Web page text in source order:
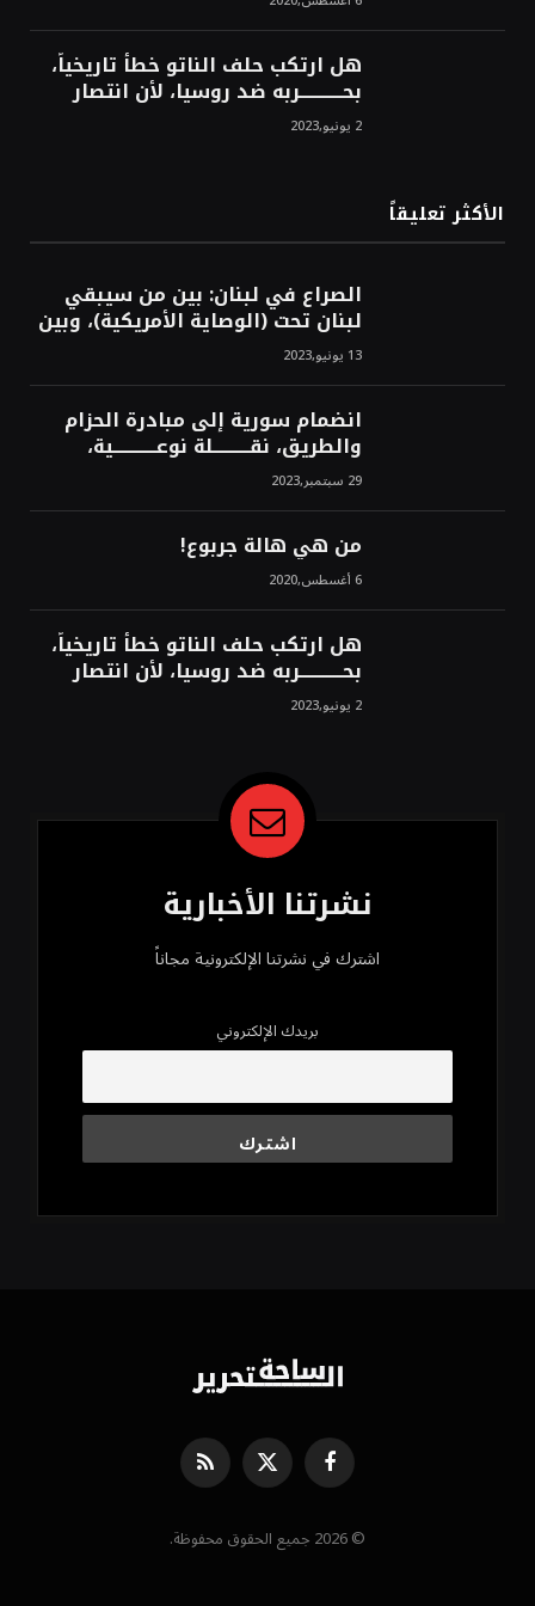
هل ارتكب حلف الناتو خطأً تاريخياً،
بحــــــــــــربه ضد روسيا، لأن انتصار
روسيا الحتمي، سيفتت الناتو!محمد
محسن 2 يونيو,2023
الأكثر تعليقاً
الصراع في لبنان: بين من سيبقي
لبنان تحت (الوصاية الأمريكية)، وبين
من سيخرج لبنان من النفق الغربي!
محمد محسن13 يونيو,2023
انضمام سورية إلى مبادرة الحزام
والطريق، نقــــــــــلة نوعــــــــــــية،
استراتيجية، تاريخية، نهائية، نحو
الشرق!محمد محسن29 سبتمبر,2023
من هي هالة جربوع!
6 أغسطس,2020
هل ارتكب حلف الناتو خطأً تاريخياً،
بحــــــــــــربه ضد روسيا، لأن انتصار
روسيا الحتمي، سيفتت الناتو!محمد
محسن 2 يونيو,2023
نشرتنا الأخبارية
اشترك في نشرتنا الإلكترونية مجاناً
بريدك الإلكتروني
فيسبوك X
(Twitter)
RSS
© 2026 جميع الحقوق محفوظة.